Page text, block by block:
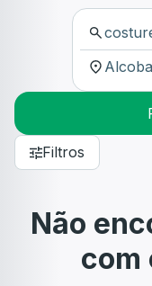
Filtros
Não
com